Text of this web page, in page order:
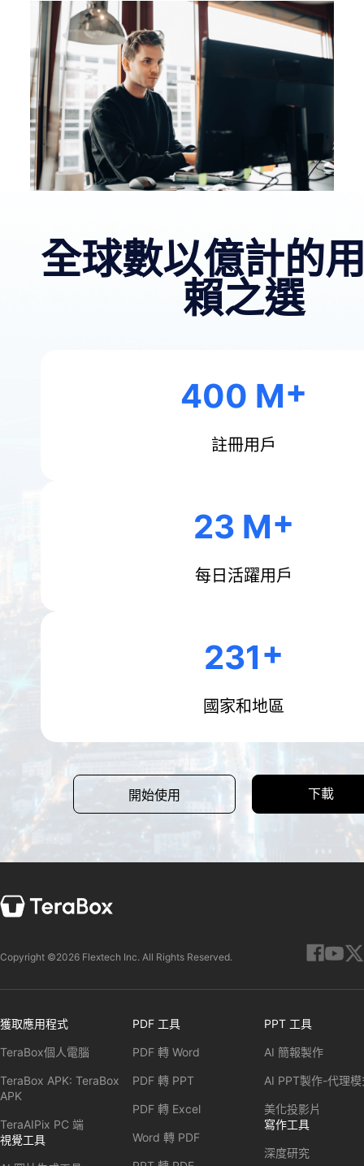
全球數以億計的
賴之選
400 M
註冊用戶
23 M
每日活躍用戶
231
國家和地區
開始使用 下載
Copyright ©2026 Flextech Inc. All Rights Reserved.
獲取應用程式
TeraBox個人電腦
TeraBox APK: TeraBox
APK
TeraAIPix PC 端
視覺工具
PDF 工具
PDF 轉 Word
PDF 轉 PPT
PDF 轉 Excel
Word 轉 PDF
PPT 工具
AI 簡報製作
AI PPT製作-代理模
美化投影片
寫作工具
深度研究